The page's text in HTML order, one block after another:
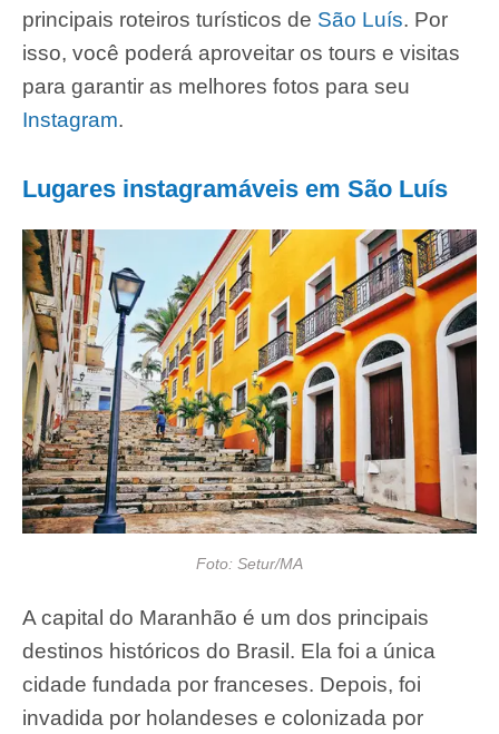
principais roteiros turísticos de São Luís. Por
isso, você poderá aproveitar os tours e visitas
para garantir as melhores fotos para seu
Instagram.
Lugares instagramáveis em São Luís
Foto: Setur/MA
A capital do Maranhão é um dos principais
destinos históricos do Brasil. Ela foi a única
cidade fundada por franceses. Depois, foi
invadida por holandeses e colonizada por